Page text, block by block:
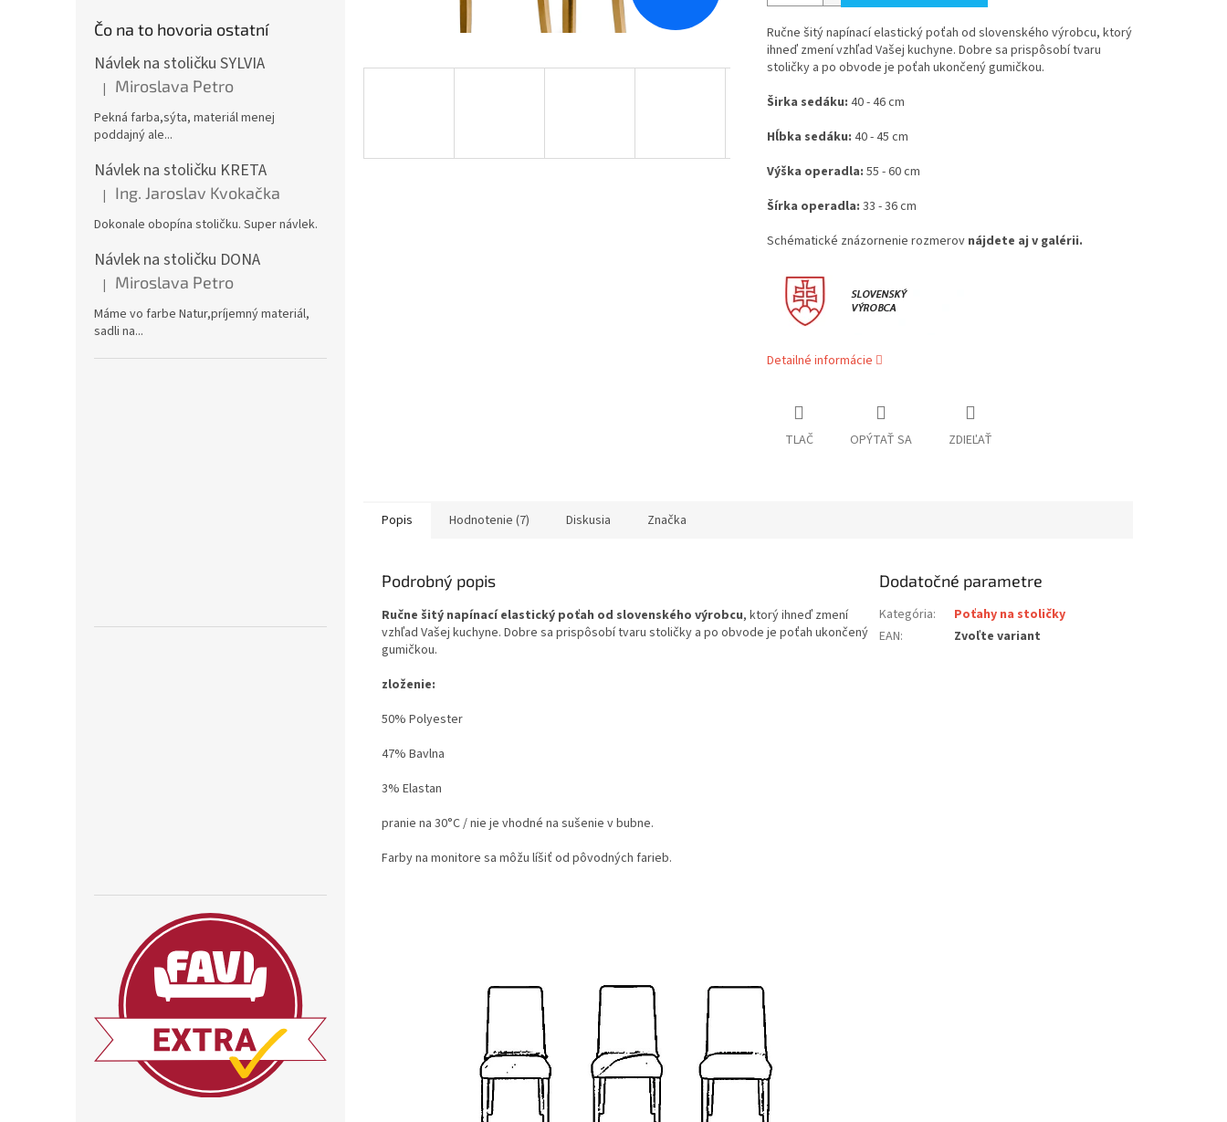
Čo na to hovoria ostatní
Návlek na stoličku SYLVIA
Hodnotenie produktu je 5 z 5 hviezdičiek.
| Miroslava Petro
Pekná farba,sýta, materiál menej
poddajný ale...
Návlek na stoličku KRETA
Hodnotenie produktu je 5 z 5 hviezdičiek.
| Ing. Jaroslav Kvokačka
Dokonale obopína stoličku. Super návlek.
Návlek na stoličku DONA
Hodnotenie produktu je 5 z 5 hviezdičiek.
| Miroslava Petro
Máme vo farbe Natur,príjemný materiál,
sadli na...
Ručne šitý napínací elastický poťah od slovenského výrobcu, ktorý
ihneď zmení vzhľad Vašej kuchyne. Dobre sa prispôsobí tvaru
stoličky a po obvode je poťah ukončený gumičkou.
Širka sedáku: 40 - 46 cm
Hĺbka sedáku: 40 - 45 cm
Výška operadla: 55 - 60 cm
Šírka operadla: 33 - 36 cm
Schématické znázornenie rozmerov nájdete aj v galérii.
Detailné informácie
TLAČ OPÝTAŤ SA ZDIEĽAŤ
Popis Hodnotenie (7) Diskusia Značka
Podrobný popis
Ručne šitý napínací elastický poťah od slovenského výrobcu, ktorý ihneď zmení
vzhľad Vašej kuchyne. Dobre sa prispôsobí tvaru stoličky a po obvode je poťah ukončený
gumičkou.
zloženie:
50% Polyester
47% Bavlna
3% Elastan
pranie na 30°C / nie je vhodné na sušenie v bubne.
Farby na monitore sa môžu líšiť od pôvodných farieb.
Dodatočné parametre
Kategória:
Poťahy na stoličky
EAN: Zvoľte variant